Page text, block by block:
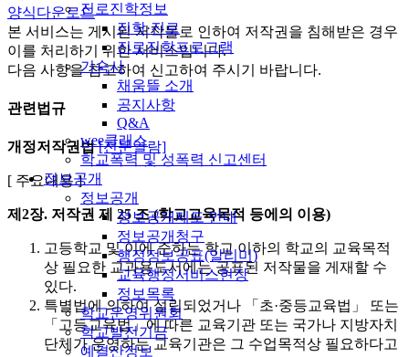
진로진학정보
진학·진로
진로진학프로그램
기숙사
채움뜰 소개
공지사항
Q&A
wee클래스
학교폭력 및 성폭력 신고센터
정보공개
정보공개
정보공개제도 안내
정보공개청구
행정정보공표(알리미)
교육행정서비스현장
정보목록
학교운영위원회
학교발전기금
예결산정보
양식다운로드
본 서비스는 게시된 저작물로 인하여 저작권을 침해받은 경우
이를 처리하기 위한 서비스입니다.
다음 사항을 참고하여 신고하여 주시기 바랍니다.
관련법규
개정저작권법 [전문열람]
[ 주요내용 ]
제2장. 저작권 제 25 조 (학교교육목적 등에의 이용)
고등학교 및 이에 준하는 학교 이하의 학교의 교육목적
상 필요한 교과용도서에는 공표된 저작물을 게재할 수
있다.
특별법에 의하여 설립되었거나 「초·중등교육법」 또는
「고등교육법」에 따른 교육기관 또는 국가나 지방자치
단체가 운영하는 교육기관은 그 수업목적상 필요하다고